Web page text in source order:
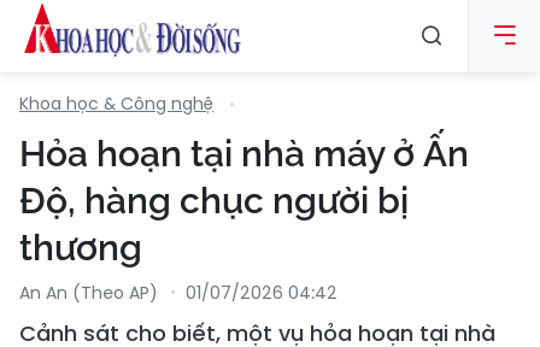
Khoa học & Công nghệ
Hỏa hoạn tại nhà máy ở Ấn
Độ, hàng chục người bị
thương
An An (Theo AP) 01/07/2026 04:42
Cảnh sát cho biết, một vụ hỏa hoạn tại nhà